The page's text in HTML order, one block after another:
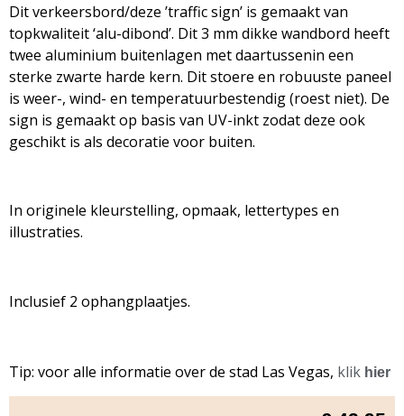
Dit verkeersbord/deze ’traffic sign’ is gemaakt van
topkwaliteit ‘alu-dibond’. Dit 3 mm dikke wandbord heeft
twee aluminium buitenlagen met daartussenin een
sterke zwarte harde kern. Dit stoere en robuuste paneel
is weer-, wind- en temperatuurbestendig (roest niet). De
sign is gemaakt op basis van UV-inkt zodat deze ook
geschikt is als decoratie voor buiten.
In originele kleurstelling, opmaak, lettertypes en
illustraties.
Inclusief 2 ophangplaatjes.
Tip: voor alle informatie over de stad Las Vegas, klik hier